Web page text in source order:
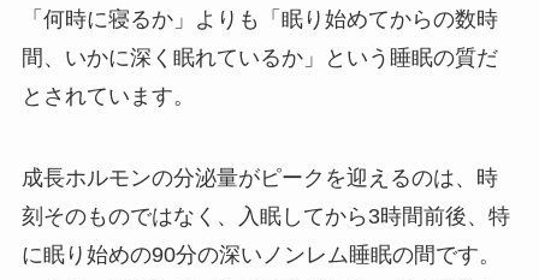
「何時に寝るか」よりも「眠り始めてからの数時
間、いかに深く眠れているか」という睡眠の質だ
とされています。
成長ホルモンの分泌量がピークを迎えるのは、時
刻そのものではなく、入眠してから3時間前後、特
に眠り始めの90分の深いノンレム睡眠の間です。